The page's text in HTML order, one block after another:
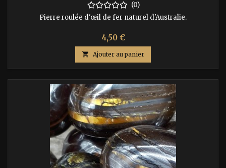
(0)
Pierre roulée d'œil de fer naturel d'Australie.
Prix
4,50 €
 Ajouter au panier